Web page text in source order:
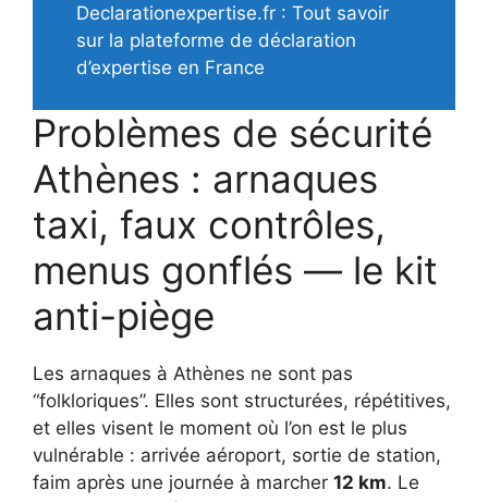
Declarationexpertise.fr : Tout savoir
sur la plateforme de déclaration
d’expertise en France
Problèmes de sécurité
Athènes : arnaques
taxi, faux contrôles,
menus gonflés — le kit
anti-piège
Les arnaques à Athènes ne sont pas
“folkloriques”. Elles sont structurées, répétitives,
et elles visent le moment où l’on est le plus
vulnérable : arrivée aéroport, sortie de station,
faim après une journée à marcher 12 km. Le